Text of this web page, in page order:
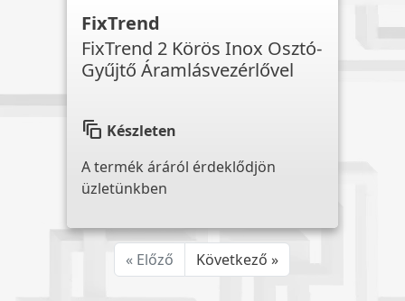
FixTrend
FixTrend 2 Körös Inox Osztó-
Gyűjtő Áramlásvezérlővel
auto_awesome_motion Készleten
A termék áráról érdeklődjön
üzletünkben
« Előző Következő »